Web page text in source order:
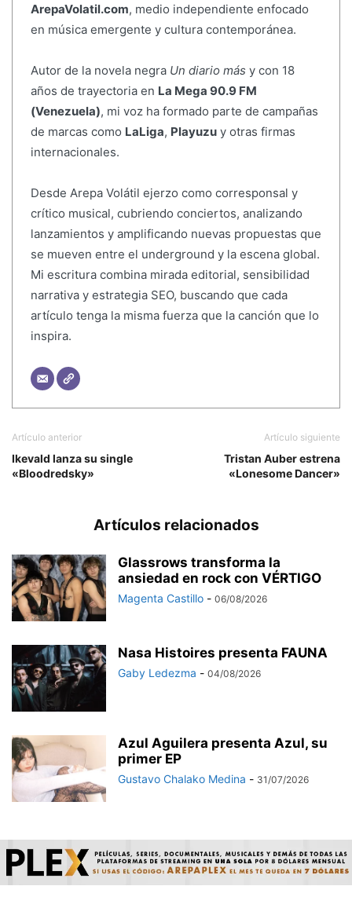
ArepaVolatil.com, medio independiente enfocado
en música emergente y cultura contemporánea.
Autor de la novela negra Un diario más y con 18
años de trayectoria en La Mega 90.9 FM
(Venezuela), mi voz ha formado parte de campañas
de marcas como LaLiga, Playuzuy otras firmas
internacionales.
Desde Arepa Volátil ejerzo como corresponsal y
crítico musical, cubriendo conciertos, analizando
lanzamientos y amplificando nuevas propuestas que
se mueven entre el underground y la escena global.
Mi escritura combina mirada editorial, sensibilidad
narrativa y estrategia SEO, buscando que cada
artículo tenga la misma fuerza que la canción que lo
inspira.
Artículo anterior
Ikevald lanza su single
«Bloodredsky»
Artículo siguiente
Tristan Auber estrena
«Lonesome Dancer»
Artículos relacionados
Glassrows transforma la
ansiedad en rock con VÉRTIGO
Magenta Castillo - 06/08/2026
Nasa Histoires presenta FAUNA
Gaby Ledezma - 04/08/2026
Azul Aguilera presenta Azul, su
primer EP
Gustavo Chalako Medina - 31/07/2026